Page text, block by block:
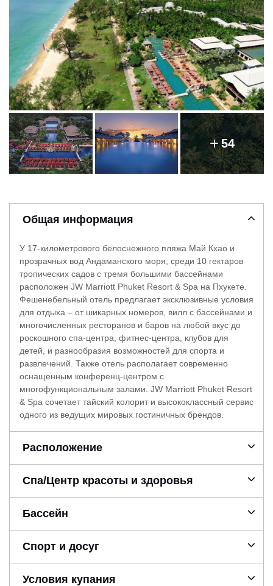
54
Общая информация
У 17-километрового белоснежного пляжа Май Кхао и
прозрачных вод Андаманского моря, среди 10 гектаров
тропических садов с тремя большими бассейнами
расположен JW Marriott Phuket Resort & Spa на Пхукете.
Фешенебельный отель предлагает эксклюзивные условия
для отдыха – от шикарных номеров, вилл с бассейнами и
многочисленных ресторанов и баров на любой вкус до
роскошного спа-центра, фитнес-центра, клубов для
детей, и разнообразия возможностей для спорта и
развлечений. Также отель располагает современно
оснащенным конференц-центром с
многофункциональным залами. JW Marriott Phuket Resort
& Spa сочетает тайский колорит и высококлассный сервис
одного из ведущих мировых гостиничных брендов.
Расположение
Спа/Центр красоты и здоровья
Бассейн
Спорт и досуг
Условия купания